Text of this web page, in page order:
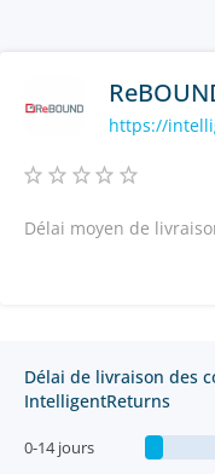
https://
Délai moyen de
Délai de livraison des
IntelligentReturns
0-14 jours